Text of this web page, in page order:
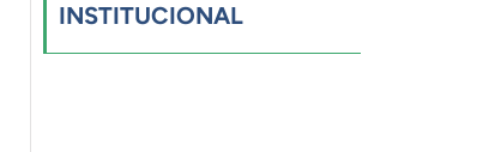
INSTITUCIONAL